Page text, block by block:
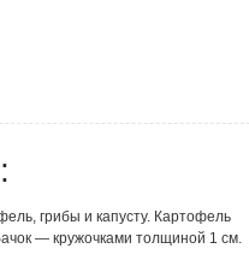
грибы и капусту. Картофель
— кружочками толщиной 1 см.